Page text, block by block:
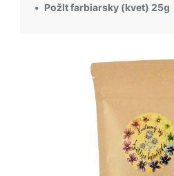
Požlt farbiarsky (kvet) 25g